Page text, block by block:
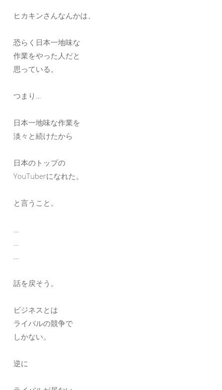
ヒカキンさんなんかは、
恐らく日本一地味な
作業をやった人だと
思っている。
つまり…
日本一地味な作業を
淡々と続けたから
日本のトップの
YouTuberになれた。
と言うこと。
…
…
…
話を戻そう。
ビジネスとは
ライバルの競争で
しかない。
逆に